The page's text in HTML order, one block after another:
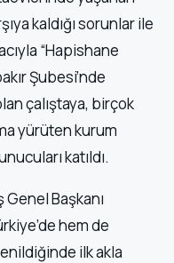
kaldığı sorunlar ile
“Hapishane
Şubesi’nde
çalıştaya, birçok
yürüten kurum
katıldı.
Genel Başkanı
hem de
ilk akla